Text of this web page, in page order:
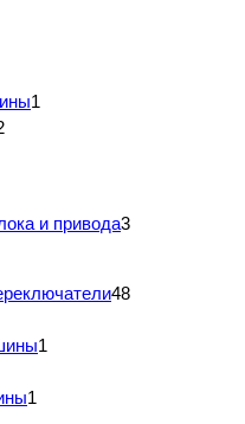
1
и привода3
48
1
1